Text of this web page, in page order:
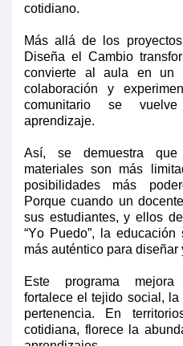
cotidiano.
Más allá de los
Diseña el Cambio
convierte al aula en un
colaboración y
comunitario se
aprendizaje.
Así, se demuestra
materiales son más
posibilidades más
Porque cuando un
sus estudiantes, y ellos
“Yo Puedo”, la
más auténtico para diseñar
Este programa mejora
fortalece el tejido social,
pertenencia. En
cotidiana, florece la